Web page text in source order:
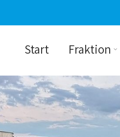
Start Fraktion